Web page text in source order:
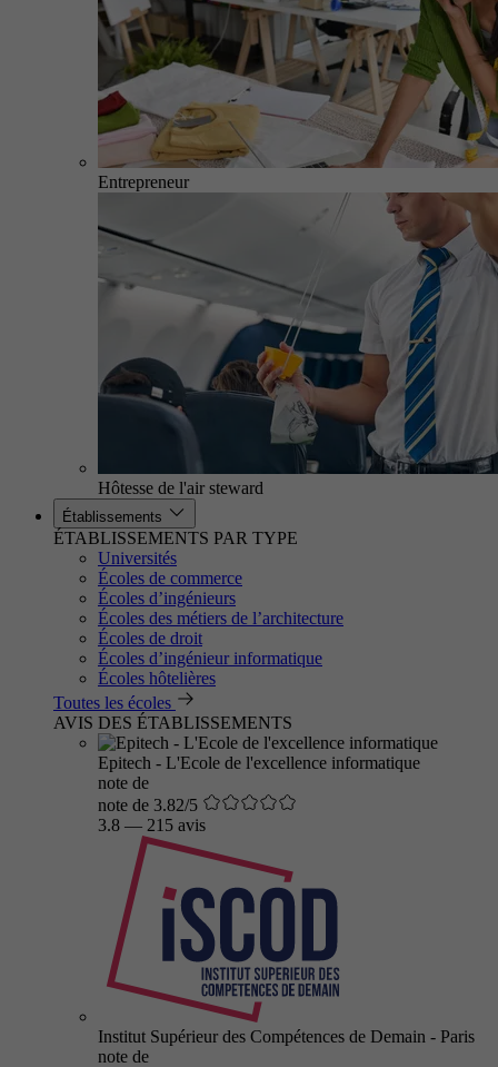
Entrepreneur
Hôtesse de l'air steward
Établissements
ÉTABLISSEMENTS PAR TYPE
Universités
Écoles de commerce
Écoles d’ingénieurs
Écoles des métiers de l’architecture
Écoles de droit
Écoles d’ingénieur informatique
Écoles hôtelières
Toutes les écoles
AVIS DES ÉTABLISSEMENTS
Epitech - L'Ecole de l'excellence informatique
note de
note de 3.82/5
3.8 — 215 avis
Institut Supérieur des Compétences de Demain - Paris
note de